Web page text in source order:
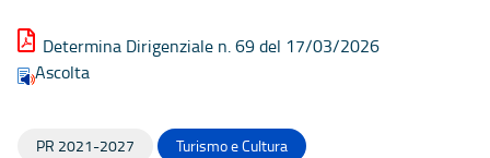
Determina Dirigenziale n. 69 del 17/03/2026
Ascolta
PR 2021-2027
Turismo e Cultura